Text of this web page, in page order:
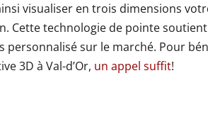
visualiser en trois dimensions
Cette technologie de pointe
personnalisé sur le marché. Pour
3D à Val-d’Or, un appel suffit!